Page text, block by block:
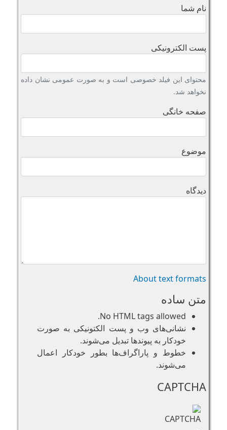
نام شما
پست الکترونیکی
محتوای این فیلد خصوصی است و به صورت عمومی نشان داده
نخواهد شد.
صفحه خانگی
موضوع
دیدگاه
About text formats
متن ساده
No HTML tags allowed.
نشانی‌های وب و پست الکتونیکی به صورت
خودکار به پیوند‌ها تبدیل می‌شوند.
خطوط و پاراگراف‌ها بطور خودکار اعمال
می‌شوند.
CAPTCHA